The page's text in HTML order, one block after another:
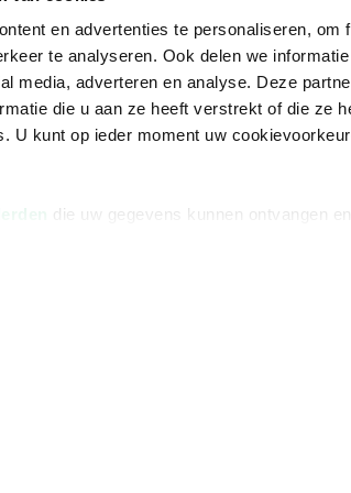
en advertenties te personaliseren, om
te analyseren. Ook delen we
media, adverteren en analyse. Deze
die u aan ze heeft verstrekt of die ze
U kunt op ieder moment uw
die uw gegevens kunnen ontvangen